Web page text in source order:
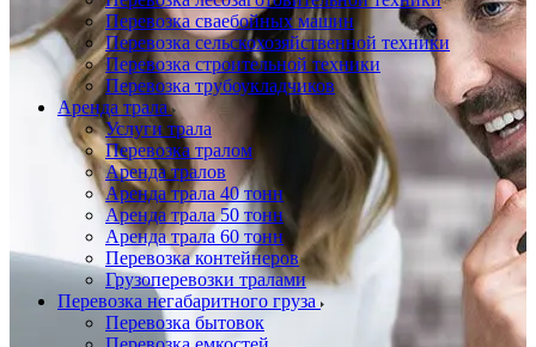
Перевозка сваебойных машин
Перевозка сельскохозяйственной техники
Перевозка строительной техники
Перевозка трубоукладчиков
Аренда трала
Услуги трала
Перевозка тралом
Аренда тралов
Аренда трала 40 тонн
Аренда трала 50 тонн
Аренда трала 60 тонн
Перевозка контейнеров
Грузоперевозки тралами
Перевозка негабаритного груза
Перевозка бытовок